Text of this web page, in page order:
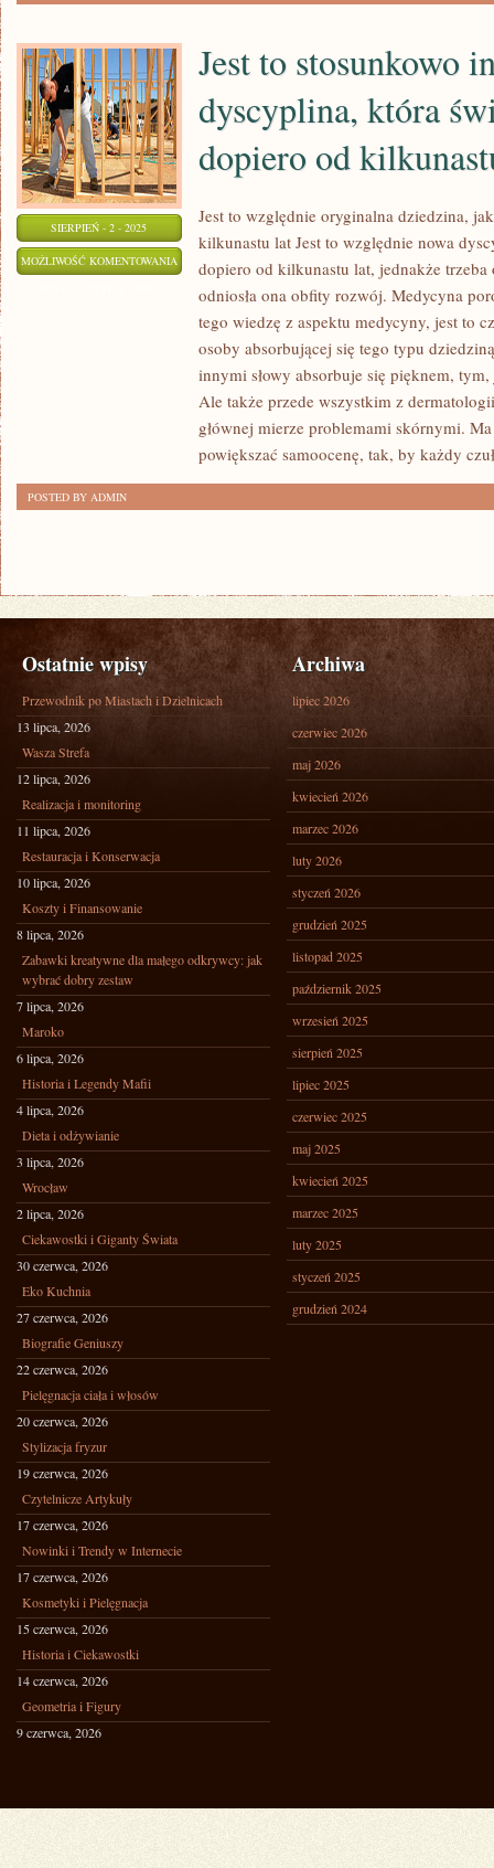
SIERPIEŃ - 2 - 2025
MOŻLIWOŚĆ KOMENTOWANIA
STOSUNKOWO
INNOWACYJNA
DYSCYPLINA,
KTÓRA
ŚWIECI
TRIUMFY
DOPIERO
OD
Jest to stosunkowo
dyscyplina, która
dopiero od
Jest to względnie oryginalna dziedzina,
kilkunastu lat Jest to względnie nowa
dopiero od kilkunastu lat, jednakże
odniosła ona obfity rozwój. Medycyna
tego wiedzę z aspektu medycyny, jest to
osoby absorbującej się tego typu
innymi słowy absorbuje się pięknem,
Ale także przede wszystkim z
głównej mierze problemami skórnymi.
powiększać samoocenę, tak, by każdy
POSTED BY ADMIN
Ostatnie wpisy
Przewodnik po Miastach i Dzielnicach
13 lipca, 2026
Wasza Strefa
12 lipca, 2026
Realizacja i monitoring
11 lipca, 2026
Restauracja i Konserwacja
10 lipca, 2026
Koszty i Finansowanie
8 lipca, 2026
Zabawki kreatywne dla małego odkrywcy: jak
wybrać dobry zestaw
7 lipca, 2026
Maroko
6 lipca, 2026
Historia i Legendy Mafii
4 lipca, 2026
Dieta i odżywianie
3 lipca, 2026
Wrocław
2 lipca, 2026
Ciekawostki i Giganty Świata
30 czerwca, 2026
Eko Kuchnia
27 czerwca, 2026
Biografie Geniuszy
22 czerwca, 2026
Pielęgnacja ciała i włosów
20 czerwca, 2026
Stylizacja fryzur
19 czerwca, 2026
Czytelnicze Artykuły
17 czerwca, 2026
Nowinki i Trendy w Internecie
17 czerwca, 2026
Kosmetyki i Pielęgnacja
15 czerwca, 2026
Historia i Ciekawostki
14 czerwca, 2026
Geometria i Figury
9 czerwca, 2026
Archiwa
lipiec 2026
czerwiec 2026
maj 2026
kwiecień 2026
marzec 2026
luty 2026
styczeń 2026
grudzień 2025
listopad 2025
październik 2025
wrzesień 2025
sierpień 2025
lipiec 2025
czerwiec 2025
maj 2025
kwiecień 2025
marzec 2025
luty 2025
styczeń 2025
grudzień 2024